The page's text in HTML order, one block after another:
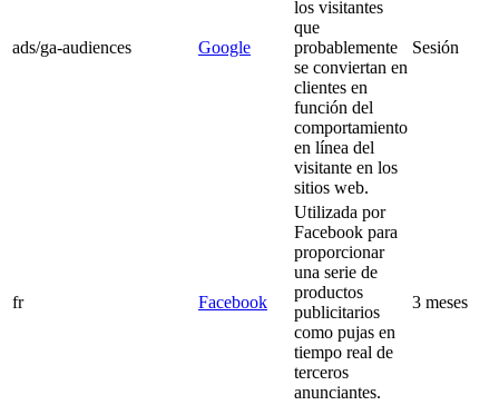
ads/ga-audiences Google
los visitantes
que
probablemente
se conviertan en
clientes en
función del
comportamiento
en línea del
visitante en los
sitios web.
Sesión
fr Facebook
Utilizada por
Facebook para
proporcionar
una serie de
productos
publicitarios
como pujas en
tiempo real de
terceros
anunciantes.
3 meses